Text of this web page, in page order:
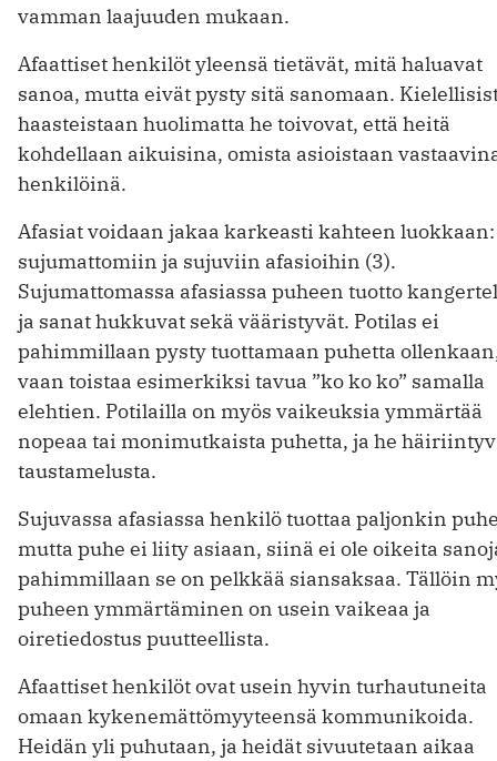
vamman laajuuden mukaan.
Afaattiset henkilöt yleensä tietävät, mitä haluavat
sanoa, mutta eivät pysty sitä sanomaan.
haasteistaan huolimatta he toivovat, että heitä
kohdellaan aikuisina, omista asioistaan
henkilöinä.
Afasiat voidaan jakaa karkeasti kahteen luokkaan:
sujumattomiin ja sujuviin afasioihin (3).
Sujumattomassa afasiassa puheen tuotto
ja sanat hukkuvat sekä vääristyvät. Potilas ei
pahimmillaan pysty tuottamaan puhetta
vaan toistaa esimerkiksi tavua ”ko ko ko” samalla
elehtien. Potilailla on myös vaikeuksia ymmärtää
nopeaa tai monimutkaista puhetta, ja he
taustamelusta.
Sujuvassa afasiassa henkilö tuottaa paljonkin
mutta puhe ei liity asiaan, siinä ei ole oikeita
pahimmillaan se on pelkkää siansaksaa. Tällöin
puheen ymmärtäminen on usein vaikeaa ja
oiretiedostus puutteellista.
Afaattiset henkilöt ovat usein hyvin turhautuneita
omaan kykenemättömyyteensä kommunikoida.
Heidän yli puhutaan, ja heidät sivuutetaan aikaa